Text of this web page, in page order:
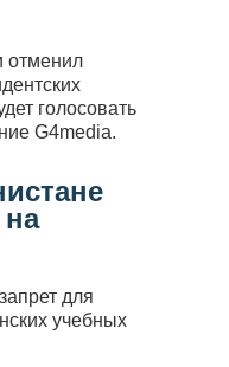
отменил
голосовать
G4media.
на
для
учебных